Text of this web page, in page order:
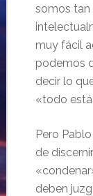
somos tan
muy fácil
podemos
decir lo
«todo está
Pero
de
deben